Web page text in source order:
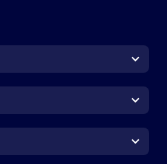
Rooms Uygulaması